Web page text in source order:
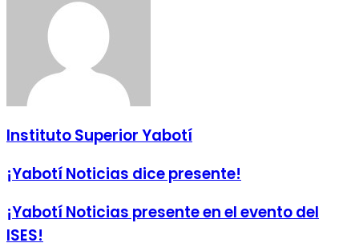
Instituto Superior Yabotí
¡Yabotí Noticias dice presente!
¡Yabotí Noticias presente en el evento del
ISES!